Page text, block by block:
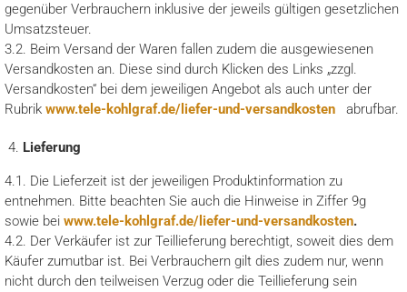
gegenüber Verbrauchern inklusive der jeweils gültigen gesetzlichen
Umsatzsteuer.
3.2. Beim Versand der Waren fallen zudem die ausgewiesenen
Versandkosten an. Diese sind durch Klicken des Links „zzgl.
Versandkosten“ bei dem jeweiligen Angebot als auch unter der
Rubrik www.tele-kohlgraf.de/liefer-und-versandkosten abrufbar.
Lieferung
4.1. Die Lieferzeit ist der jeweiligen Produktinformation zu
entnehmen. Bitte beachten Sie auch die Hinweise in Ziffer 9g
sowie bei www.tele-kohlgraf.de/liefer-und-versandkosten.
4.2. Der Verkäufer ist zur Teillieferung berechtigt, soweit dies dem
Käufer zumutbar ist. Bei Verbrauchern gilt dies zudem nur, wenn
nicht durch den teilweisen Verzug oder die Teillieferung sein